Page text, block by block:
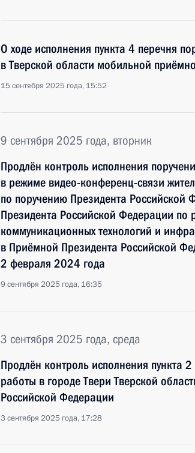
О ходе исполнения пункта 4 перечня
в Тверской области мобильной
15 сентября 2025 года, 15:52
9 сентября 2025 года, вторник
Продлён контроль исполнения
в режиме видео-конференц-связи
по поручению Президента Российской
Президента Российской Федерации
коммуникационных технологий и
в Приёмной Президента Российской
2 февраля 2024 года
9 сентября 2025 года, 16:35
3 сентября 2025 года, среда
Продлён контроль исполнения пункта
работы в городе Твери Тверской
Российской Федерации
3 сентября 2025 года, 17:28